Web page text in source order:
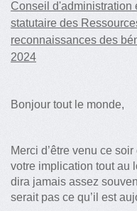
Conseil d'administration
statutaire des
reconnaissances des
2024
Bonjour tout le monde,
Merci d’être venu ce
votre implication tout au
dira jamais assez
serait pas ce qu’il est